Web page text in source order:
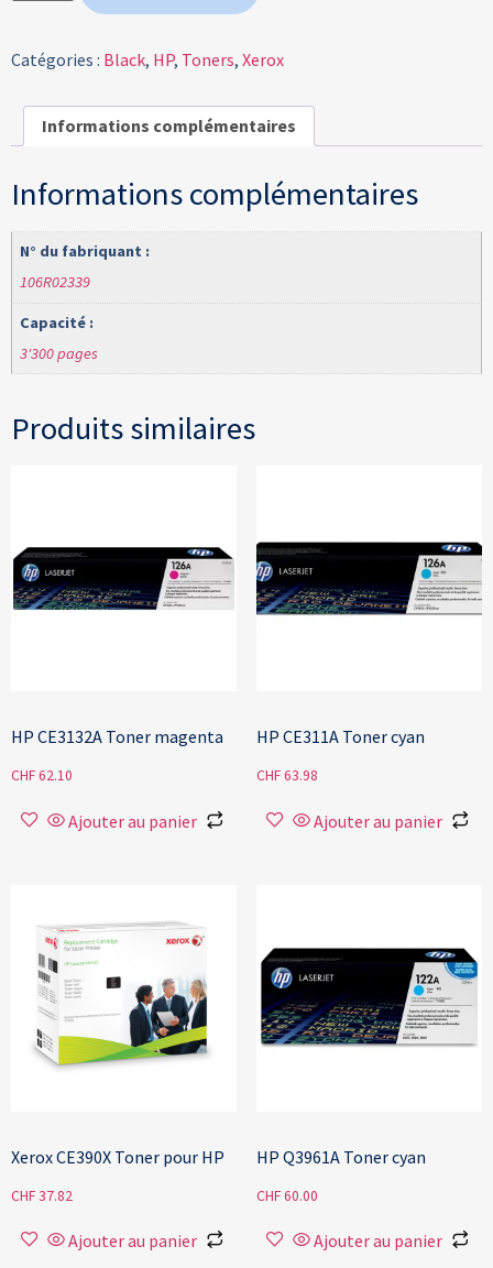
Catégories : Black, HP, Toners, Xerox
Informations complémentaires
Informations complémentaires
N° du fabriquant :
106R02339
Capacité :
3'300 pages
Produits similaires
HP CE3132A Toner magenta
CHF62.10
Ajouter au panier
HP CE311A Toner cyan
CHF63.98
Ajouter au panier
Xerox CE390X Toner pour HP
CHF37.82
Ajouter au panier
HP Q3961A Toner cyan
CHF60.00
Ajouter au panier